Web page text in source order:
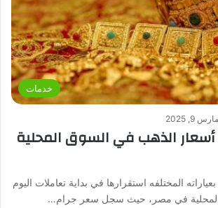
خدمات
مارس 9, 2025
أسعار الذهب في السوق المحلية
المختلفه استقرارها في بداية تعاملات اليوم
المحلية في مصر، حيث سجل سعر جرام…